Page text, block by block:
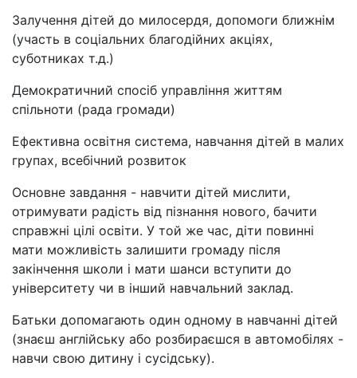
Залучення дітей до милосердя, допомоги ближнім
(участь в соціальних благодійних акціях,
суботниках т.д.)
Демократичний спосіб управління життям
спільноти (рада громади)
Ефективна освітня система, навчання дітей в малих
групах, всебічний розвиток
Основне завдання - навчити дітей мислити,
отримувати радість від пізнання нового, бачити
справжні цілі освіти. У той же час, діти повинні
мати можливість залишити громаду після
закінчення школи і мати шанси вступити до
університету чи в інший навчальний заклад.
Батьки допомагають один одному в навчанні дітей
(знаєш англійську або розбираєшся в автомобілях -
навчи свою дитину і сусідську).